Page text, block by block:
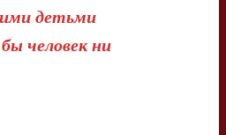
детьми
человек ни